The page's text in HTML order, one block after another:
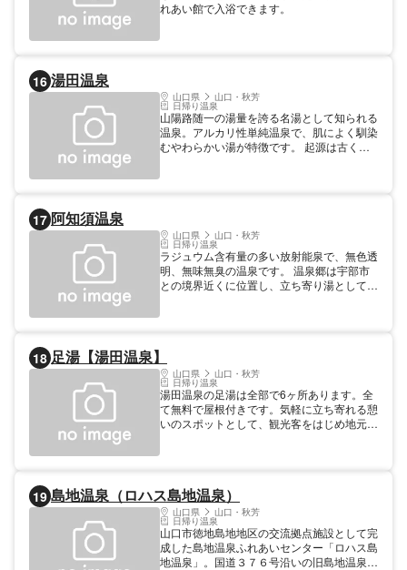
れあい館で入浴できます。
16 湯田温泉
山口県 山口・秋芳
日帰り温泉
山陽路随一の湯量を誇る名湯として知られる
温泉。アルカリ性単純温泉で、肌によく馴染
むやわらかい湯が特徴です。 起源は古く室
17 阿知須温泉
山口県 山口・秋芳
日帰り温泉
ラジュウム含有量の多い放射能泉で、無色透
明、無味無臭の温泉です。 温泉郷は宇部市
との境界近くに位置し、立ち寄り湯として
18 足湯【湯田温泉】
山口県 山口・秋芳
日帰り温泉
湯田温泉の足湯は全部で6ヶ所あります。全
て無料で屋根付きです。気軽に立ち寄れる憩
いのスポットとして、観光客をはじめ地元の
19 島地温泉（ロハス島地温泉）
山口県 山口・秋芳
日帰り温泉
山口市徳地島地地区の交流拠点施設として完
成した島地温泉ふれあいセンター「ロハス島
地温泉」。国道３７６号沿いの旧島地温泉跡